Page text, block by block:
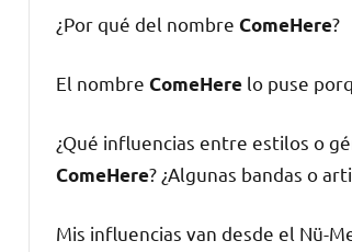
¿Por qué del nombre ComeHere?
El nombre ComeHere lo puse
¿Qué influencias entre estilos o
ComeHere? ¿Algunas bandas o
Mis influencias van desde el Nü-